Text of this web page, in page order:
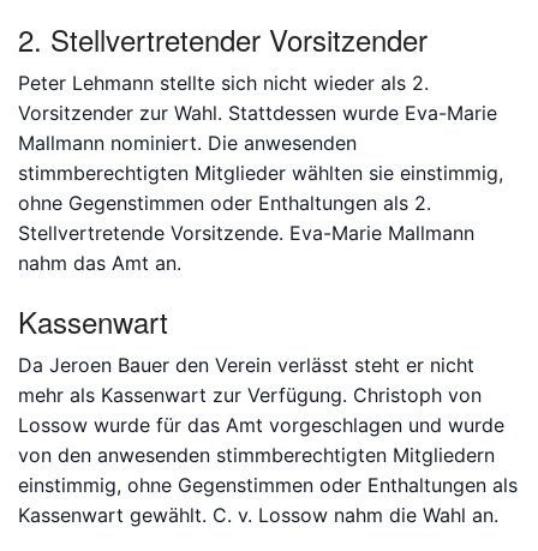
2. Stellvertretender Vorsitzender
Peter Lehmann stellte sich nicht wieder als 2.
Vorsitzender zur Wahl. Stattdessen wurde Eva-Marie
Mallmann nominiert. Die anwesenden
stimmberechtigten Mitglieder wählten sie einstimmig,
ohne Gegenstimmen oder Enthaltungen als 2.
Stellvertretende Vorsitzende. Eva-Marie Mallmann
nahm das Amt an.
Kassenwart
Da Jeroen Bauer den Verein verlässt steht er nicht
mehr als Kassenwart zur Verfügung. Christoph von
Lossow wurde für das Amt vorgeschlagen und wurde
von den anwesenden stimmberechtigten Mitgliedern
einstimmig, ohne Gegenstimmen oder Enthaltungen als
Kassenwart gewählt. C. v. Lossow nahm die Wahl an.